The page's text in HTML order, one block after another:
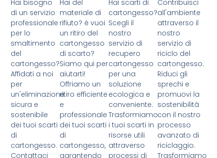
Hai bisogno
di un servizio
professionale
per lo
smaltimento
del
cartongesso?
Affidati a noi
per
un'eliminazione
sicura e
sostenibile
dei tuoi scarti
di
cartongesso.
Contattaci
Hai del
materiale di
rifiuto? è vuoi
un ritiro del
cartongesso
di scarto?
Siamo qui per
aiutarti!
Offriamo un
ritiro efficiente
e
professionale
dei tuoi scarti
di
cartongesso,
garantendo
Hai scarti di
cartongesso?
Scegli il
nostro
servizio di
recupero
cartongesso
per una
soluzione
ecologica e
conveniente.
Trasformiamo
i tuoi scarti in
risorse utili
attraverso
processi di
Contribuisci
all'ambiente
attraverso il
nostro
servizio di
riciclo del
cartongesso.
Riduci gli
sprechi e
promuovi la
sostenibilità
con il nostro
processo
avanzato di
riciclaggio.
Trasformiamo